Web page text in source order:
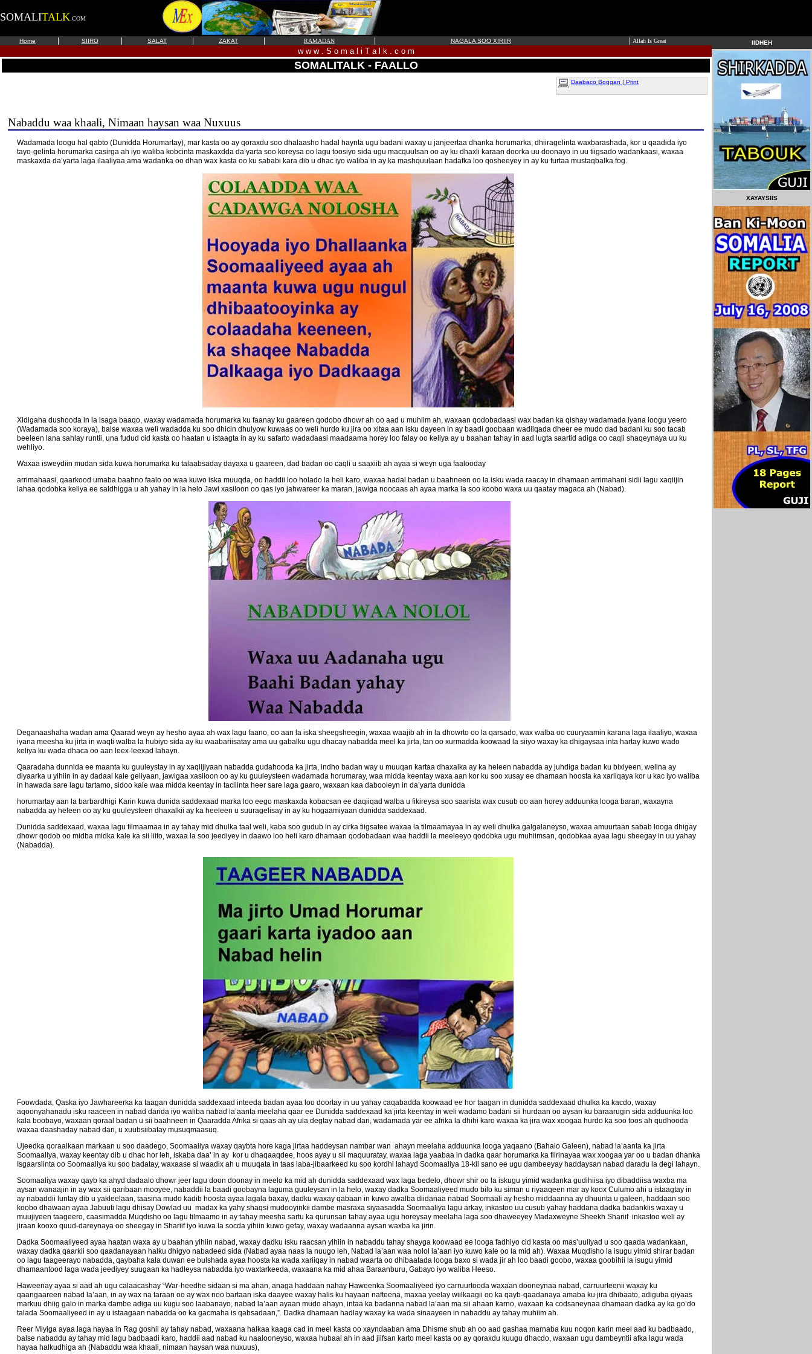
SOMALITALK .COM
Home SIIRO SALAT ZAKAT RAMADAN NAGALA SOO XIRIIR Allah Is Great
w w w . S o m a l i T a l k . c o m
SOMALITALK - FAALLO
Daabaco Boggan | Print
Nabaddu waa khaali, Nimaan haysan waa Nuxuus
Wadamada loogu hal qabto (Dunidda Horumartay), mar kasta oo ay qoraxdu soo dhalaasho hadal haynta ugu badani waxay u janjeertaa dhanka horumarka, dhiiragelinta waxbarashada, kor u qaadida iyo
tayo-gelinta horumarka casirga ah iyo waliba kobcinta maskaxdda da’yarta soo koreysa oo lagu toosiyo sida ugu macquulsan oo ay ku dhaxli karaan doorka uu doonayo in uu tiigsado wadankaasi, waxaa
maskaxda da’yarta laga ilaaliyaa ama wadanka oo dhan wax kasta oo ku sababi kara dib u dhac iyo waliba in ay ka mashquulaan hadafka loo qosheeyey in ay ku furtaa mustaqbalka fog.
Xidigaha dushooda in la isaga baaqo, waxay wadamada horumarka ku faanay ku gaareen qodobo dhowr ah oo aad u muhiim ah, waxaan qodobadaasi wax badan ka qishay wadamada iyana loogu yeero
(Wadamada soo koraya), balse waxaa weli wadadda ku soo dhicin dhulyow kuwaas oo weli hurdo ku jira oo xitaa aan isku dayeen in ay baadi goobaan wadiiqada dheer ee mudo dad badani ku soo tacab
beeleen lana sahlay runtii, una fudud cid kasta oo haatan u istaagta in ay ku safarto wadadaasi maadaama horey loo falay oo keliya ay u baahan tahay in aad lugta saartid adiga oo caqli shaqeynaya uu ku
wehliyo.
Waxaa isweydiin mudan sida kuwa horumarka ku talaabsaday dayaxa u gaareen, dad badan oo caqli u saaxiib ah ayaa si weyn uga faalooday
arrimahaasi, qaarkood umaba baahno faalo oo waa kuwo iska muuqda, oo haddii loo holado la heli karo, waxaa hadal badan u baahneen oo la isku wada raacay in dhamaan arrimahani sidii lagu xaqiijin
lahaa qodobka keliya ee saldhigga u ah yahay in la helo Jawi xasiloon oo qas iyo jahwareer ka maran, jawiga noocaas ah ayaa marka la soo koobo waxa uu qaatay magaca ah (Nabad).
Deganaashaha wadan ama Qaarad weyn ay hesho ayaa ah wax lagu faano, oo aan la iska sheegsheegin, waxaa waajib ah in la dhowrto oo la qarsado, wax walba oo cuuryaamin karana laga ilaaliyo, waxaa
iyana meesha ku jirta in waqti walba la hubiyo sida ay ku waabariisatay ama uu gabalku ugu dhacay nabadda meel ka jirta, tan oo xurmadda koowaad la siiyo waxay ka dhigaysaa inta hartay kuwo wado
keliya ku wada dhaca oo aan leex-leexad lahayn.
Qaaradaha dunnida ee maanta ku guuleystay in ay xaqiijiyaan nabadda gudahooda ka jirta, indho badan way u muuqan kartaa dhaxalka ay ka heleen nabadda ay juhdiga badan ku bixiyeen, welina ay
diyaarka u yihiin in ay dadaal kale geliyaan, jawigaa xasiloon oo ay ku guuleysteen wadamada horumaray, waa midda keentay waxa aan kor ku soo xusay ee dhamaan hoosta ka xariiqaya kor u kac iyo waliba
in hawada sare lagu tartamo, sidoo kale waa midda keentay in tacliinta heer sare laga gaaro, waxaan kaa dabooleyn in da’yarta dunidda
horumartay aan la barbardhigi Karin kuwa dunida saddexaad marka loo eego maskaxda kobacsan ee daqiiqad walba u fikireysa soo saarista wax cusub oo aan horey adduunka looga baran, waxayna
nabadda ay heleen oo ay ku guuleysteen dhaxalkii ay ka heeleen u suuragelisay in ay ku hogaamiyaan dunidda saddexaad.
Dunidda saddexaad, waxaa lagu tilmaamaa in ay tahay mid dhulka taal weli, kaba soo gudub in ay cirka tiigsatee waxaa la tilmaamayaa in ay weli dhulka galgalaneyso, waxaa amuurtaan sabab looga dhigay
dhowr qodob oo midba midka kale ka sii liito, waxaa la soo jeediyey in daawo loo heli karo dhamaan qodobadaan waa haddii la meeleeyo qodobka ugu muhiimsan, qodobkaa ayaa lagu sheegay in uu yahay
(Nabadda).
Foowdada, Qaska iyo Jawhareerka ka taagan dunidda saddexaad inteeda badan ayaa loo doortay in uu yahay caqabadda koowaad ee hor taagan in dunidda saddexaad dhulka ka kacdo, waxay
aqoonyahanadu isku raaceen in nabad darida iyo waliba nabad la’aanta meelaha qaar ee Dunidda saddexaad ka jirta keentay in weli wadamo badani sii hurdaan oo aysan ku baraarugin sida adduunka loo
kala boobayo, waxaan qoraal badan u sii baahneen in Qaaradda Afrika si qaas ah ay ula degtay nabad dari, wadamada yar ee afrika la dhihi karo waxaa ka jira wax xoogaa hurdo ka soo toos ah qudhooda
waxaa daashaday nabad dari, u xuubsiibatay musuqmaasuq.
Ujeedka qoraalkaan markaan u soo daadego, Soomaaliya waxay qaybta hore kaga jirtaa haddeysan nambar wan ahayn meelaha adduunka looga yaqaano (Bahalo Galeen), nabad la’aanta ka jirta
Soomaaliya, waxay keentay dib u dhac hor leh, iskaba daa’ in ay kor u dhaqaaqdee, hoos ayay u sii maquuratay, waxaa laga yaabaa in dadka qaar horumarka ka fiirinayaa wax xoogaa yar oo u badan dhanka
Isgaarsiinta oo Soomaaliya ku soo badatay, waxaase si waadix ah u muuqata in taas laba-jibaarkeed ku soo kordhi lahayd Soomaaliya 18-kii sano ee ugu dambeeyay haddaysan nabad daradu la degi lahayn.
Soomaaliya waxay qayb ka ahyd dadaalo dhowr jeer lagu doon doonay in meelo ka mid ah dunidda saddexaad wax laga bedelo, dhowr shir oo la iskugu yimid wadanka gudihiisa iyo dibaddiisa waxba ma
aysan wanaajin in ay wax sii qaribaan mooyee, nabaddii la baadi goobayna laguma guuleysan in la helo, waxay dadka Soomaaliyeed mudo bilo ku siman u riyaaqeen mar ay koox Culumo ahi u istaagtay in
ay nabaddii luntay dib u yakleelaan, taasina mudo kadib hoosta ayaa lagala baxay, dadku waxay qabaan in kuwo awalba diidanaa nabad Soomaali ay hesho middaanna ay dhuunta u galeen, haddaan soo
koobo dhawaan ayaa Jabuuti lagu dhisay Dowlad uu madax ka yahy shaqsi mudooyinkii dambe masraxa siyaasadda Soomaaliya lagu arkay, inkastoo uu cusub yahay haddana dadka badankiis waxay u
muujiyeen taageero, caasimadda Muqdisho oo lagu tilmaamo in ay tahay meesha sartu ka qurunsan tahay ayaa ugu horeysay meelaha laga soo dhaweeyey Madaxweyne Sheekh Shariif inkastoo weli ay
jiraan kooxo quud-dareynaya oo sheegay in Shariif iyo kuwa la socda yihiin kuwo gefay, waxay wadaanna aysan waxba ka jirin.
Dadka Soomaaliyeed ayaa haatan waxa ay u baahan yihiin nabad, waxay dadku isku raacsan yihiin in nabaddu tahay shayga koowaad ee looga fadhiyo cid kasta oo mas’uuliyad u soo qaada wadankaan,
waxay dadka qaarkii soo qaadanayaan halku dhigyo nabadeed sida (Nabad ayaa naas la nuugo leh, Nabad la’aan waa nolol la’aan iyo kuwo kale oo la mid ah). Waxaa Muqdisho la isugu yimid shirar badan
oo lagu taageerayo nabadda, qaybaha kala duwan ee bulshada ayaa hoosta ka wada xariiqay in nabad waarta oo dhibaatada looga baxo si wada jir ah loo baadi goobo, waxaa goobihii la isugu yimid
dhamaantood laga wada jeediyey suugaan ka hadleysa nabadda iyo waxtarkeeda, waxaana ka mid ahaa Baraanburu, Gabayo iyo waliba Heeso.
Haweenay ayaa si aad ah ugu calaacashay “War-heedhe sidaan si ma ahan, anaga haddaan nahay Haweenka Soomaaliyeed iyo carruurtooda waxaan dooneynaa nabad, carruurteenii waxay ku
qaangaareen nabad la’aan, in ay wax na taraan oo ay wax noo bartaan iska daayee waxay halis ku hayaan nafteena, maxaa yeelay wiilkaagii oo ka qayb-qaadanaya amaba ku jira dhibaato, adiguba qiyaas
markuu dhiig galo in marka dambe adiga uu kugu soo laabanayo, nabad la’aan ayaan mudo ahayn, intaa ka badanna nabad la’aan ma sii ahaan karno, waxaan ka codsaneynaa dhamaan dadka ay ka go’do
talada Soomaaliyeed in ay u istaagaan nabadda oo ka gacmaha is qabsadaan,”. Dadka dhamaan hadlay waxay ka wada sinaayeen in nabaddu ay tahay muhiim ah.
Reer Miyiga ayaa laga hayaa in Rag goshii ay tahay nabad, waxaana halkaa kaaga cad in meel kasta oo xayndaaban ama Dhisme shub ah oo aad gashaa marnaba kuu noqon karin meel aad ku badbaado,
balse nabaddu ay tahay mid lagu badbaadi karo, haddii aad nabad ku naalooneyso, waxaa hubaal ah in aad jiifsan karto meel kasta oo ay qoraxdu kuugu dhacdo, waxaan ugu dambeyntii afka lagu wada
hayaa halkudhiga ah (Nabaddu waa khaali, nimaan haysan waa nuxuus),
IIDHEH
XAYAYSIIS